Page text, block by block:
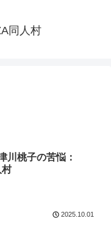
同人村
川桃子の苦悩：
村
2025.10.01